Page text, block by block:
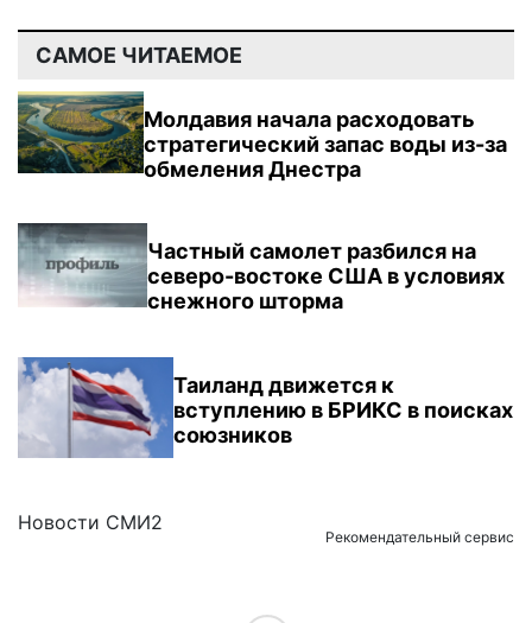
САМОЕ ЧИТАЕМОЕ
Молдавия начала расходовать
стратегический запас воды из-за
обмеления Днестра
Частный самолет разбился на
северо-востоке США в условиях
снежного шторма
Таиланд движется к
вступлению в БРИКС в поисках
союзников
Новости СМИ2
Рекомендательный сервис